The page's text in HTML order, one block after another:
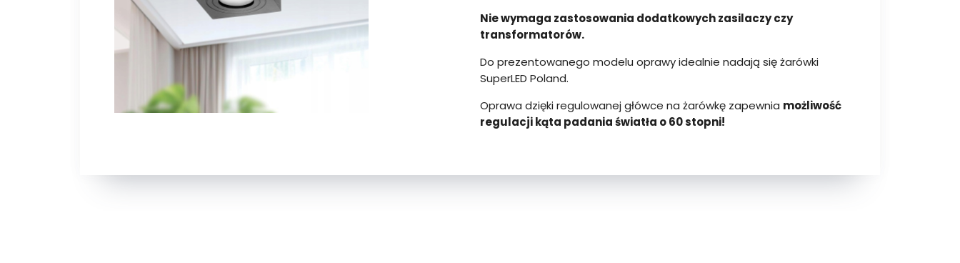
Nie wymaga zastosowania dodatkowych zasilaczy czy
transformatorów.
Do prezentowanego modelu oprawy idealnie nadają się żarówki
SuperLED Poland.
Oprawa dzięki regulowanej główce na żarówkę zapewnia możliwość
regulacji kąta padania światła o 60 stopni!